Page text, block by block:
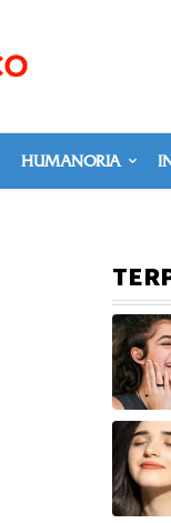
HUMANORIA